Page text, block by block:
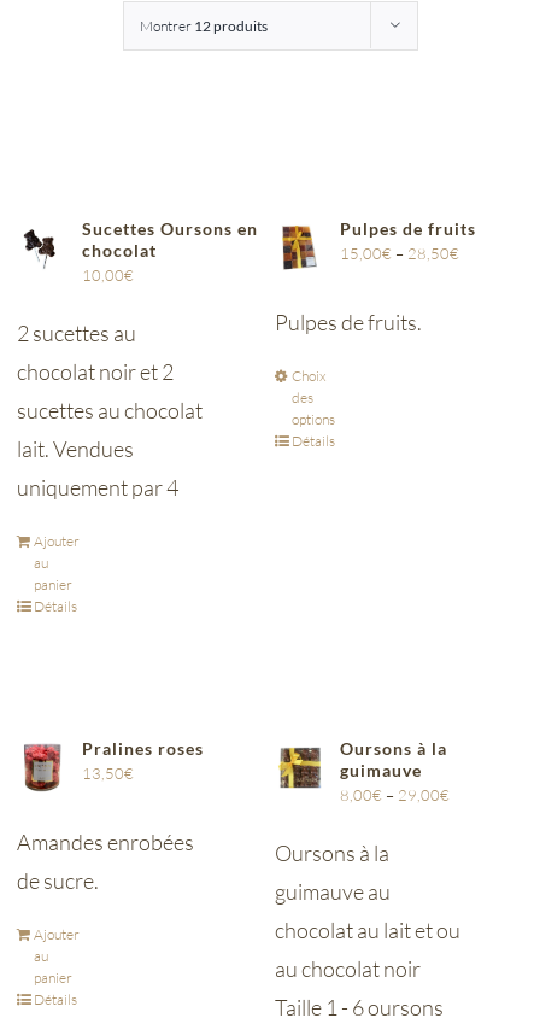
Montrer 12 produits
Sucettes Oursons en
chocolat
10,00€
2 sucettes au
chocolat noir et 2
sucettes au chocolat
lait. Vendues
uniquement par 4
Ajouter
au
panier
Détails
Pulpes de fruits
15,00€ – 28,50€
Pulpes de fruits.
Choix
des
options
Détails
Pralines roses
13,50€
Amandes enrobées
de sucre.
Ajouter
au
panier
Détails
Oursons à la
guimauve
8,00€ – 29,00€
Oursons à la
guimauve au
chocolat au lait et ou
au chocolat noir
Taille 1 - 6 oursons